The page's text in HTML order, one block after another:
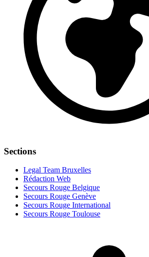
Sections
Legal Team Bruxelles
Rédaction Web
Secours Rouge Belgique
Secours Rouge Genève
Secours Rouge International
Secours Rouge Toulouse